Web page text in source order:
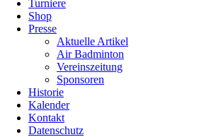
Turniere
Shop
Presse
Aktuelle Artikel
Air Badminton
Vereinszeitung
Sponsoren
Historie
Kalender
Kontakt
Datenschutz